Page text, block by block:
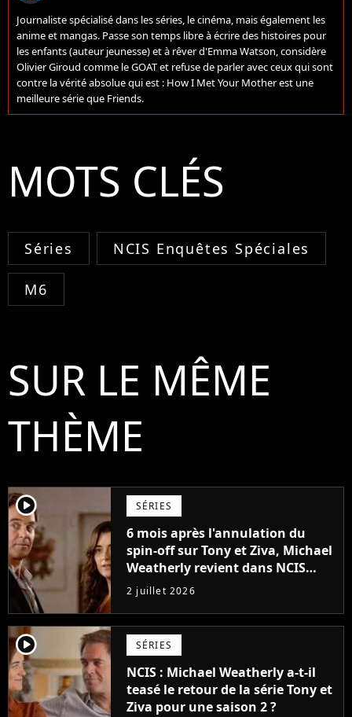
Journaliste spécialisé dans les séries, le cinéma, mais également les
anime et mangas. Passe son temps libre à écrire des histoires pour
les enfants (auteur jeunesse) et à rêver d'Emma Watson, considère
Olivier Giroud comme le GOAT et refuse de parler avec ceux qui sont
contre la vérité absolue qui est : How I Met Your Mother est une
meilleure série que Friends.
MOTS CLÉS
Séries NCIS Enquêtes Spéciales
M6
SUR LE MÊME
THÈME
player2 SÉRIES
6 mois après l'annulation du
spin-off sur Tony et Ziva, Michael
Weatherly revient dans NCIS
avec un rôle dans la saison 24
2 juillet 2026
player2 SÉRIES
NCIS : Michael Weatherly a-t-il
teasé le retour de la série Tony et
Ziva pour une saison 2 ?